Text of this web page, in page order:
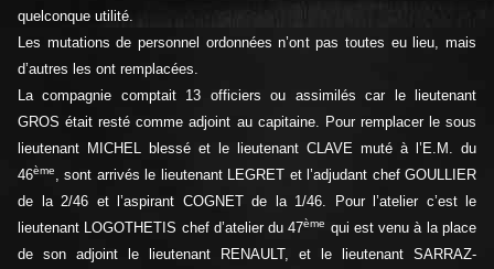
quelconque utilité.
Les mutations de personnel ordonnées n’ont pas toutes eu lieu, mais
d’autres les ont remplacées.
La compagnie comptait 13 officiers ou assimilés car le lieutenant
GROS était resté comme adjoint au capitaine. Pour remplacer le sous
lieutenant MICHEL blessé et le lieutenant CLAVE muté à l’E.M. du
46ème, sont arrivés le lieutenant LEGRET et l’adjudant chef GOULLIER
de la 2/46 et l’aspirant COGNET de la 1/46. Pour l’atelier c’est le
lieutenant LOGOTHETIS chef d’atelier du 47ème qui est venu à la place
de son adjoint le lieutenant RENAULT, et le lieutenant SARRAZ-